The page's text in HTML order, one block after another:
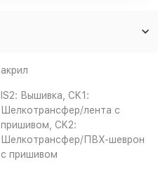
акрил
IS2: Вышивка, CK1:
Шелкотрансфер/лента с
пришивом, CK2:
Шелкотрансфер/ПВХ-шеврон
с пришивом